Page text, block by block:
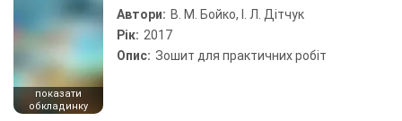
показати
обкладинку
Автори: В. М. Бойко, І. Л. Дітчук
Рік: 2017
Опис: Зошит для практичних робіт